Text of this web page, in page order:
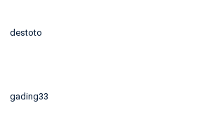
destoto
gading33